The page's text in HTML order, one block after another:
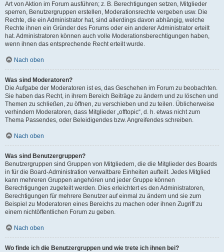
Art von Aktion im Forum ausführen; z. B. Berechtigungen setzen, Mitglieder
sperren, Benutzergruppen erstellen, Moderationsrechte vergeben usw. Die
Rechte, die ein Administrator hat, sind allerdings davon abhängig, welche
Rechte ihnen ein Gründer des Forums oder ein anderer Administrator erteilt
hat. Administratoren können auch volle Moderationsberechtigungen haben,
wenn ihnen das entsprechende Recht erteilt wurde.
Nach oben
Was sind Moderatoren?
Die Aufgabe der Moderatoren ist es, das Geschehen im Forum zu beobachten.
Sie haben das Recht, in ihrem Bereich Beiträge zu ändern und zu löschen und
Themen zu schließen, zu öffnen, zu verschieben und zu teilen. Üblicherweise
verhindern Moderatoren, dass Mitglieder „offtopic“, d. h. etwas nicht zum
Thema Passendes, oder Beleidigendes bzw. Angreifendes schreiben.
Nach oben
Was sind Benutzergruppen?
Benutzergruppen sind Gruppen von Mitgliedern, die die Mitglieder des Boards
in für die Board-Administration verwaltbare Einheiten aufteilt. Jedes Mitglied
kann mehreren Gruppen angehören und jeder Gruppe können
Berechtigungen zugeteilt werden. Dies erleichtert es den Administratoren,
Berechtigungen für mehrere Benutzer auf einmal zu ändern und sie zum
Beispiel zu Moderatoren eines Bereichs zu machen oder ihnen Zugriff zu
einem nichtöffentlichen Forum zu geben.
Nach oben
Wo finde ich die Benutzergruppen und wie trete ich ihnen bei?